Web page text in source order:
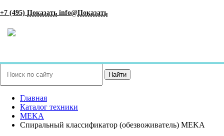
+7 (495) Показать info@Показать
Найти
Главная
Каталог техники
MEKA
Спиральный классификатор (обезвоживатель) MEKA